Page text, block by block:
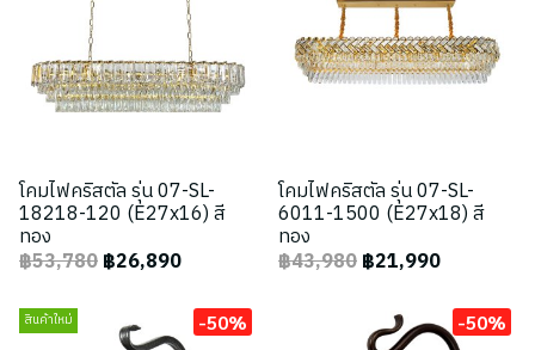
โคมไฟคริสตัล รุ่น 07-SL-
18218-120 (E27x16) สี
ทอง
฿53,780฿26,890
โคมไฟคริสตัล รุ่น 07-SL-
6011-1500 (E27x18) สี
ทอง
฿43,980฿21,990
สินค้าใหม่ -50% -50%